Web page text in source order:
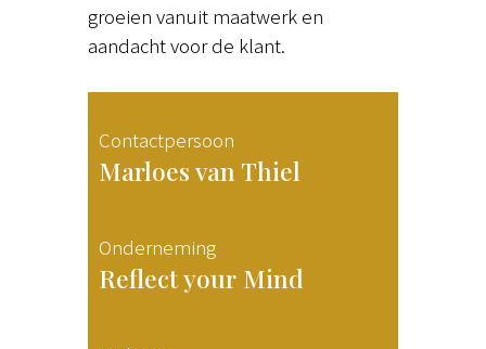
groeien vanuit maatwerk en
aandacht voor de klant.
Contactpersoon
Marloes van Thiel
Onderneming
Reflect your Mind